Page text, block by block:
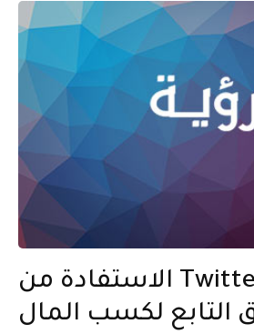
الاستفادة من Twitter مع
التابع لكسب المال